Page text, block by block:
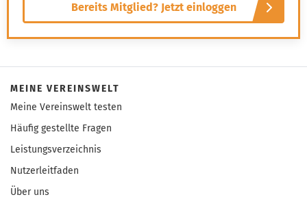
Bereits Mitglied? Jetzt einloggen
MEINE VEREINSWELT
Meine Vereinswelt testen
Häufig gestellte Fragen
Leistungsverzeichnis
Nutzerleitfaden
Über uns